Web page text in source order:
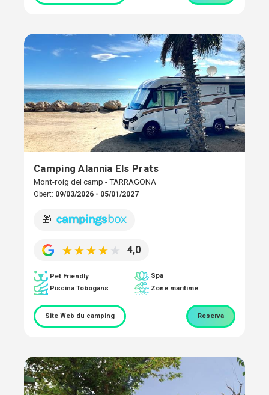
Camping Alannia Els Prats
Mont-roig del camp - TARRAGONA
Obert: 09/03/2026 - 05/01/2027
🎁
4,0
Pet Friendly
Spa
Piscina Tobogans
Zone maritime
Site Web du camping Reserva